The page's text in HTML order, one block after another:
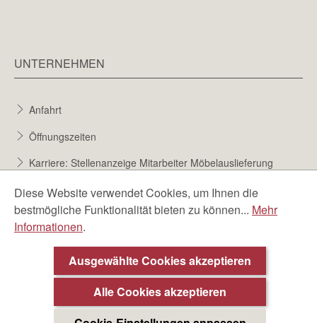
UNTERNEHMEN
Anfahrt
Öffnungszeiten
Karriere: Stellenanzeige Mitarbeiter Möbelauslieferung
Karriere bei Möbel Berta
Bewerbungsformular
Diese Website verwendet Cookies, um Ihnen die
bestmögliche Funktionalität bieten zu können... Mehr
Informationen.
Ausgewählte Cookies akzeptieren
Alle Cookies akzeptieren